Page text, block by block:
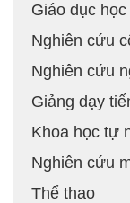
Giáo dục học
Nghiên cứu
Nghiên cứu
Giảng dạy
Khoa học tự
Nghiên cứu
Thể thao